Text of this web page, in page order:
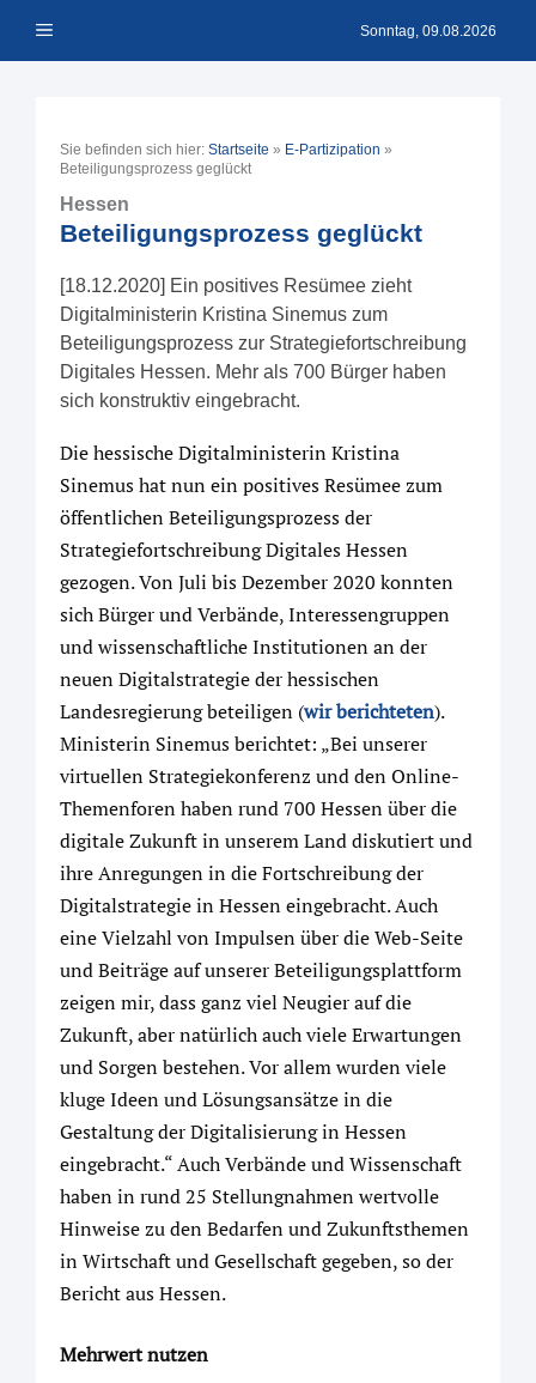
Inhalt Menü Sonntag, 09.08.2026
Sie befinden sich hier: Startseite » E-Partizipation »
Beteiligungsprozess geglückt
Hessen
Beteiligungsprozess geglückt
[18.12.2020] Ein positives Resümee zieht
Digitalministerin Kristina Sinemus zum
Beteiligungsprozess zur Strategiefortschreibung
Digitales Hessen. Mehr als 700 Bürger haben
sich konstruktiv eingebracht.
Die hessische Digitalministerin Kristina
Sinemus hat nun ein positives Resümee zum
öffentlichen Beteiligungsprozess der
Strategiefortschreibung Digitales Hessen
gezogen. Von Juli bis Dezember 2020 konnten
sich Bürger und Verbände, Interessengruppen
und wissenschaftliche Institutionen an der
neuen Digitalstrategie der hessischen
Landesregierung beteiligen (wir berichteten).
Ministerin Sinemus berichtet: „Bei unserer
virtuellen Strategiekonferenz und den Online-
Themenforen haben rund 700 Hessen über die
digitale Zukunft in unserem Land diskutiert und
ihre Anregungen in die Fortschreibung der
Digitalstrategie in Hessen eingebracht. Auch
eine Vielzahl von Impulsen über die Web-Seite
und Beiträge auf unserer Beteiligungsplattform
zeigen mir, dass ganz viel Neugier auf die
Zukunft, aber natürlich auch viele Erwartungen
und Sorgen bestehen. Vor allem wurden viele
kluge Ideen und Lösungsansätze in die
Gestaltung der Digitalisierung in Hessen
eingebracht.“ Auch Verbände und Wissenschaft
haben in rund 25 Stellungnahmen wertvolle
Hinweise zu den Bedarfen und Zukunftsthemen
in Wirtschaft und Gesellschaft gegeben, so der
Bericht aus Hessen.
Mehrwert nutzen